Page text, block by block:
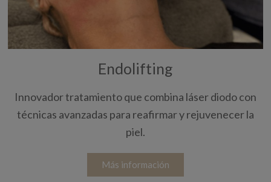
Endolifting
Innovador tratamiento que combina láser diodo con
técnicas avanzadas para reafirmar y rejuvenecer la
piel.
Más información